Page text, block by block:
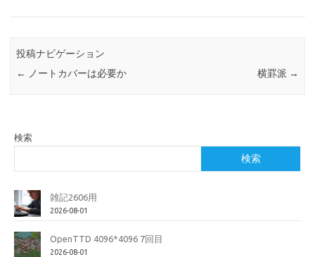
投稿ナビゲーション
← ノートカバーは必要か 横罫派 →
検索
検索
雑記2606用
2026-08-01
OpenTTD 4096*4096 7回目
2026-08-01